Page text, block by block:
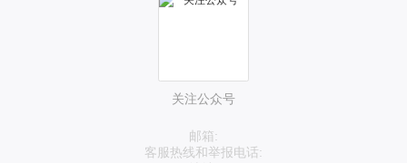
关注公众号
邮箱:
客服热线和举报电话: